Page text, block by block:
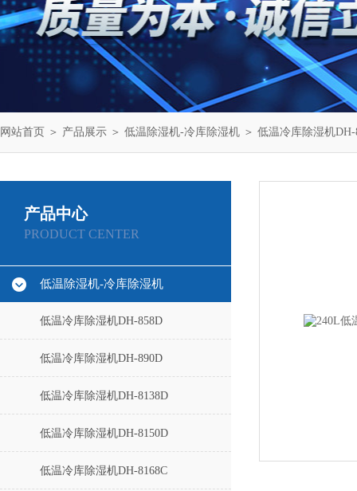
网站首页 ＞ 产品展示 ＞ 低温除湿机-冷库除湿机 ＞ 低温冷库除湿机DH-
产品中心
PRODUCT CENTER
低温除湿机-冷库除湿机
低温冷库除湿机DH-858D
低温冷库除湿机DH-890D
低温冷库除湿机DH-8138D
低温冷库除湿机DH-8150D
低温冷库除湿机DH-8168C